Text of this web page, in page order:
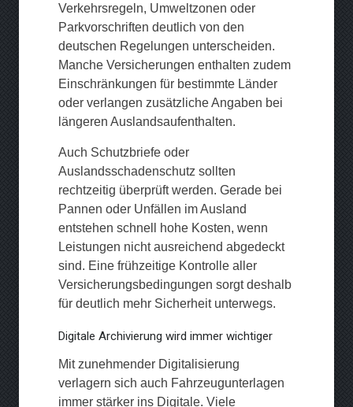
Verkehrsregeln, Umweltzonen oder
Parkvorschriften deutlich von den
deutschen Regelungen unterscheiden.
Manche Versicherungen enthalten zudem
Einschränkungen für bestimmte Länder
oder verlangen zusätzliche Angaben bei
längeren Auslandsaufenthalten.
Auch Schutzbriefe oder
Auslandsschadenschutz sollten
rechtzeitig überprüft werden. Gerade bei
Pannen oder Unfällen im Ausland
entstehen schnell hohe Kosten, wenn
Leistungen nicht ausreichend abgedeckt
sind. Eine frühzeitige Kontrolle aller
Versicherungsbedingungen sorgt deshalb
für deutlich mehr Sicherheit unterwegs.
Digitale Archivierung wird immer wichtiger
Mit zunehmender Digitalisierung
verlagern sich auch Fahrzeugunterlagen
immer stärker ins Digitale. Viele